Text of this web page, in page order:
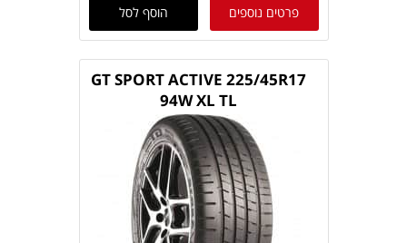
פרטים נוספים הוסף לסל
GT SPORT ACTIVE 225/45R17
94W XL TL